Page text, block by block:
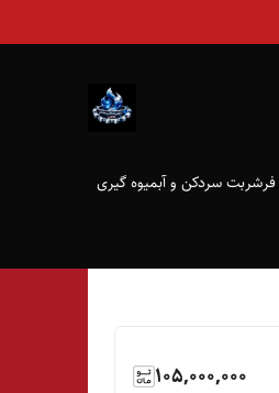
شربت سردکن و آبمیوه گیری
105,000,000